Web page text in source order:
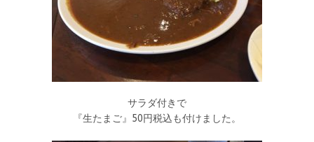
サラダ付きで
『生たまご』50円税込も付けました。